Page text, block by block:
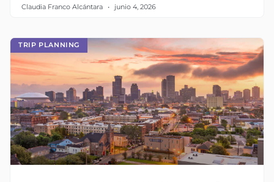
Claudia Franco Alcántara junio 4, 2026
TRIP PLANNING